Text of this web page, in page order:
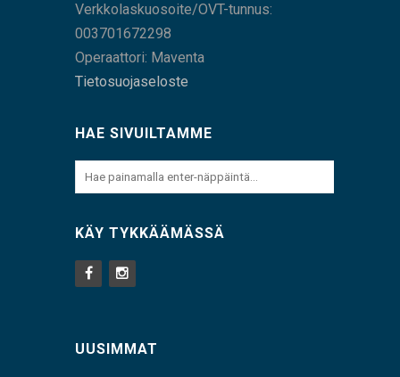
Verkkolaskuosoite/OVT-tunnus:
003701672298
Operaattori: Maventa
Tietosuojaseloste
HAE SIVUILTAMME
KÄY TYKKÄÄMÄSSÄ
UUSIMMAT